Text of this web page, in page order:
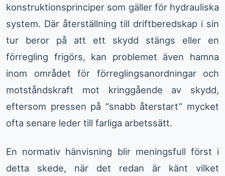
konstruktionsprinciper som gäller för hydrauliska
system. Där återställning till driftberedskap i sin
tur beror på att ett skydd stängs eller en
förregling frigörs, kan problemet även hamna
inom området för förreglingsanordningar och
motståndskraft mot kringgående av skydd,
eftersom pressen på “snabb återstart” mycket
ofta senare leder till farliga arbetssätt.
En normativ hänvisning blir meningsfull först i
detta skede, när det redan är känt vilket